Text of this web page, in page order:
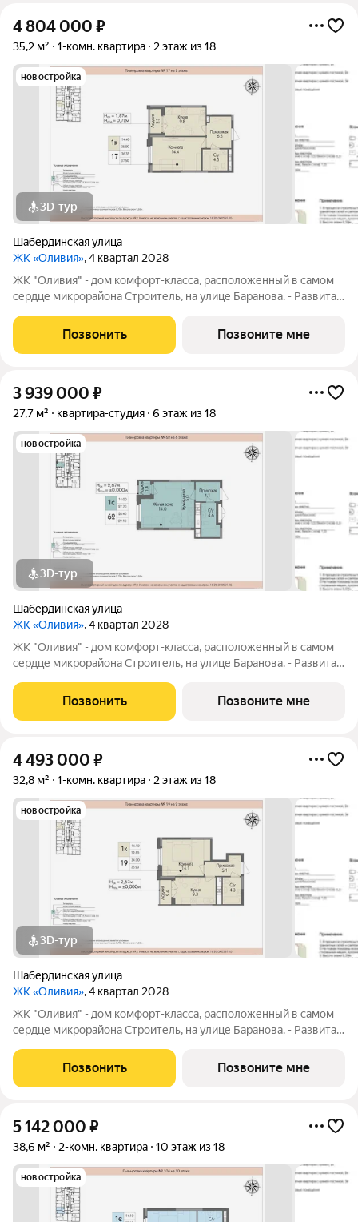
4 804 000 ₽
35,2 м² 1-комн. квартира 2 этаж из 18
новостройка
3D-тур
Шабердинская улица
ЖК «Оливия», 4 квартал 2028
ЖК "Оливия" - дом комфорт-класса, расположенный в самом
сердце микрорайона Строитель, на улице Баранова. - Развитая
Матрица, остановки общественного транспорта, поликлиники
для взрослых и
Позвонить Позвоните мне
3 939 000 ₽
27,7 м² квартира-студия 6 этаж из 18
новостройка
3D-тур
Шабердинская улица
ЖК «Оливия», 4 квартал 2028
ЖК "Оливия" - дом комфорт-класса, расположенный в самом
сердце микрорайона Строитель, на улице Баранова. - Развитая
Матрица, остановки общественного транспорта, поликлиники
для взрослых и
Позвонить Позвоните мне
4 493 000 ₽
32,8 м² 1-комн. квартира 2 этаж из 18
новостройка
3D-тур
Шабердинская улица
ЖК «Оливия», 4 квартал 2028
ЖК "Оливия" - дом комфорт-класса, расположенный в самом
сердце микрорайона Строитель, на улице Баранова. - Развитая
Матрица, остановки общественного транспорта, поликлиники
для взрослых и
Позвонить Позвоните мне
5 142 000 ₽
38,6 м² 2-комн. квартира 10 этаж из 18
новостройка